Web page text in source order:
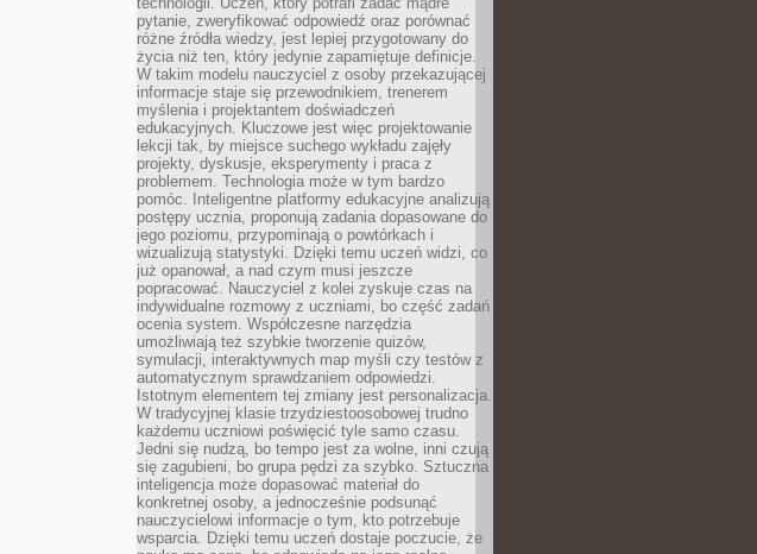
pytanie, zweryfikować odpowiedź oraz porównać
różne źródła wiedzy, jest lepiej przygotowany do
życia niż ten, który jedynie zapamiętuje definicje.
W takim modelu nauczyciel z osoby przekazującej
informacje staje się przewodnikiem, trenerem
myślenia i projektantem doświadczeń
edukacyjnych. Kluczowe jest więc projektowanie
lekcji tak, by miejsce suchego wykładu zajęły
projekty, dyskusje, eksperymenty i praca z
problemem. Technologia może w tym bardzo
pomóc. Inteligentne platformy edukacyjne analizują
postępy ucznia, proponują zadania dopasowane do
jego poziomu, przypominają o powtórkach i
wizualizują statystyki. Dzięki temu uczeń widzi, co
już opanował, a nad czym musi jeszcze
popracować. Nauczyciel z kolei zyskuje czas na
indywidualne rozmowy z uczniami, bo część zadań
ocenia system. Współczesne narzędzia
umożliwiają też szybkie tworzenie quizów,
symulacji, interaktywnych map myśli czy testów z
automatycznym sprawdzaniem odpowiedzi.
Istotnym elementem tej zmiany jest personalizacja.
W tradycyjnej klasie trzydziestoosobowej trudno
każdemu uczniowi poświęcić tyle samo czasu.
Jedni się nudzą, bo tempo jest za wolne, inni czują
się zagubieni, bo grupa pędzi za szybko. Sztuczna
inteligencja może dopasować materiał do
konkretnej osoby, a jednocześnie podsunąć
nauczycielowi informacje o tym, kto potrzebuje
wsparcia. Dzięki temu uczeń dostaje poczucie, że